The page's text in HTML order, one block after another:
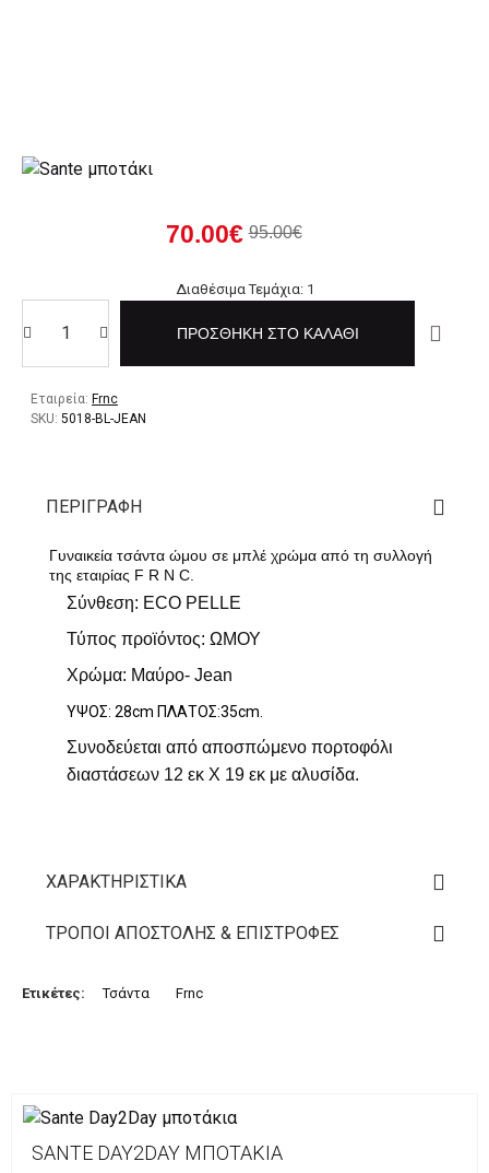
Εταιρεία: Frnc
SKU: 5018-BL-JEAN
70.00€ 95.00€
Διαθέσιμα Τεμάχια: 1
ΠΡΟΣΘΉΚΗ ΣΤΟ ΚΑΛΆΘΙ
ΠΕΡΙΓΡΑΦΉ
Γυναικεία τσάντα ώμου σε μπλέ χρώμα από τη συλλογή
της εταιρίας F R N C.
Σύνθεση: ECO PELLE
Τύπος προϊόντος: ΩΜΟΥ
Χρώμα: Μαύρο- Jean
ΥΨΟΣ: 28cm ΠΛΑΤΟΣ:35cm.
Συνοδεύεται από αποσπώμενο πορτοφόλι
διαστάσεων 12 εκ Χ 19 εκ με αλυσίδα.
ΧΑΡΑΚΤΗΡΙΣΤΙΚΆ
ΤΡΌΠΟΙ ΑΠΟΣΤΟΛΉΣ & ΕΠΙΣΤΡΟΦΈΣ
Ετικέτες: Τσάντα Frnc
SANTE DAY2DAY ΜΠΟΤΆΚΙΑ